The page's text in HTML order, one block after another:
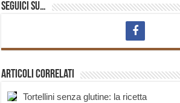
Seguici su…
Articoli correlati
Tortellini senza glutine: la ricetta